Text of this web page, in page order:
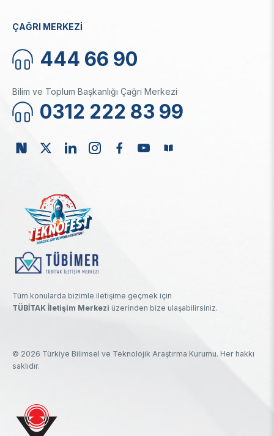
ÇAĞRI MERKEZİ
444 66 90
Bilim ve Toplum Başkanlığı Çağrı Merkezi
0312 222 83 99
Tüm konularda bizimle iletişime geçmek için
TÜBİTAK İletişim Merkezi üzerinden bize ulaşabilirsiniz.
© 2026 Türkiye Bilimsel ve Teknolojik Araştırma Kurumu. Her hakkı
saklıdır.